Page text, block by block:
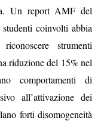
Un report AMF del
coinvolti abbia
strumenti
riduzione del 15% nel
comportamenti di
all’attivazione dei
forti disomogeneità